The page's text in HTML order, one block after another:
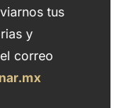
tus
y
correo